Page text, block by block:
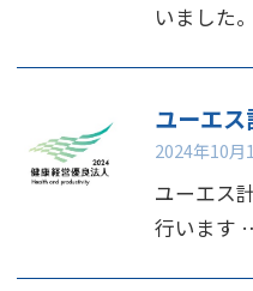
いました
ユーエ
2024年10月
ユーエス
行います